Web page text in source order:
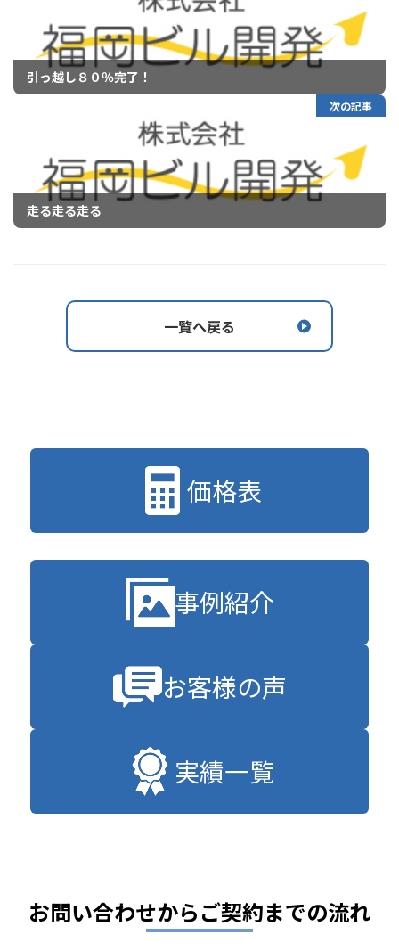
引っ越し８０％完了！
次の記事
走る走る走る
一覧へ戻る
価格表
事例紹介
お客様の声
実績一覧
お問い合わせからご契約までの流れ